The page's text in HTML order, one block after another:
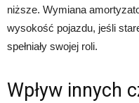
niższe. Wymiana
wysokość pojazdu, jeśli
spełniały swojej roli.
Wpływ innych